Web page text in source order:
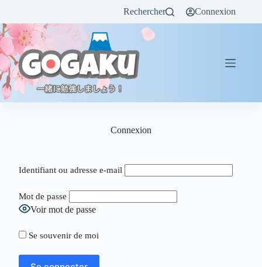
Rechercher Connexion
Connexion
Identifiant ou adresse e-mail
Mot de passe
Voir mot de passe
Se souvenir de moi